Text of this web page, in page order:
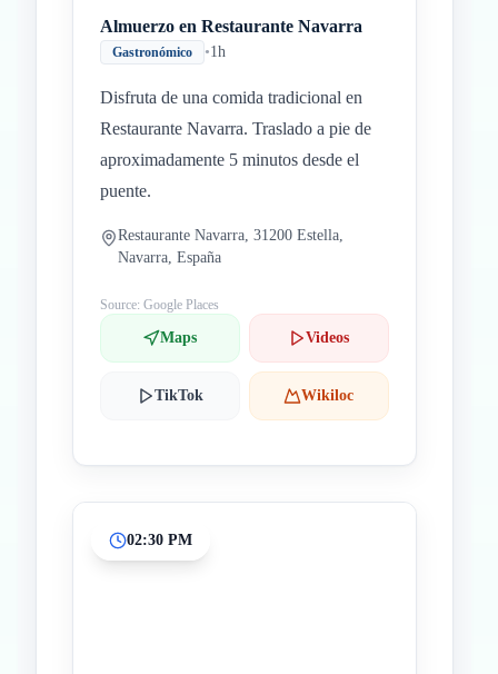
Almuerzo en Restaurante Navarra
Gastronómico •1h
Disfruta de una comida tradicional en
Restaurante Navarra. Traslado a pie de
aproximadamente 5 minutos desde el
puente.
Restaurante Navarra, 31200 Estella,
Navarra, España
Source: Google Places
Maps Videos
TikTok Wikiloc
02:30 PM